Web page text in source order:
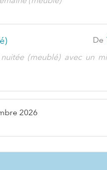
De
(meublé) avec un
2026